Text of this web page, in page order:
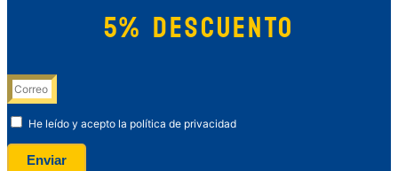
5% DESCUENTO
He leído y acepto la política de privacidad
Enviar